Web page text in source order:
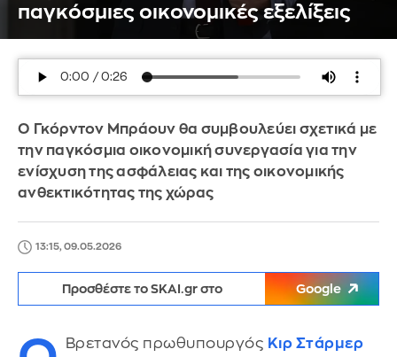
παγκόσμιες οικονομικές εξελίξεις
Ο Γκόρντον Μπράουν θα συμβουλεύει σχετικά με
την παγκόσμια οικονομική συνεργασία για την
ενίσχυση της ασφάλειας και της οικονομικής
ανθεκτικότητας της χώρας
13:15, 09.05.2026
Προσθέστε το SKAI.gr στο Google
Βρετανός πρωθυπουργός Κιρ Στάρμερ